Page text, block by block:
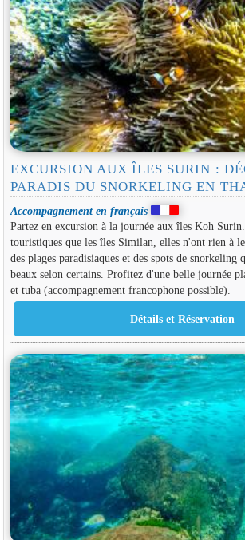
EXCURSION AUX ÎLES SURIN :
PARADIS DU SNORKELING EN
Accompagnement en français
Partez en excursion à la journée aux îles Koh
touristiques que les îles Similan, elles n'ont rien à
des plages paradisiaques et des spots de snorkeling
beaux selon certains. Profitez d'une belle journée
et tuba (accompagnement francophone possible).